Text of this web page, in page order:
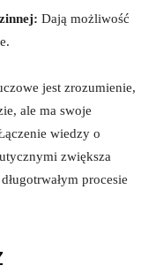
Dają możliwość
jest zrozumienie,
ale ma swoje
wiedzy o
zwiększa
procesie